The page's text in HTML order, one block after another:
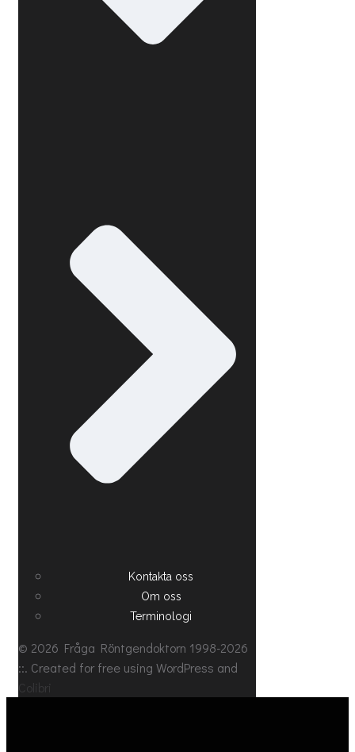
Kontakta oss
Om oss
Terminologi
© 2026 Fråga Röntgendoktorn 1998-2026
::. Created for free using WordPress and
Colibri